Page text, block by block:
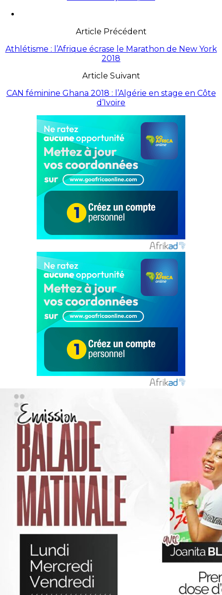
Article Précédent
Athlétisme : l’Afrique écrase le Marathon de New York
2018
Article Suivant
CAN féminine Ghana 2018 : l’Algérie en stage en Côte
d’Ivoire